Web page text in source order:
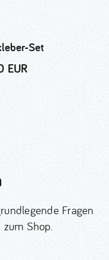
Set
EUR
Fragen
Shop.